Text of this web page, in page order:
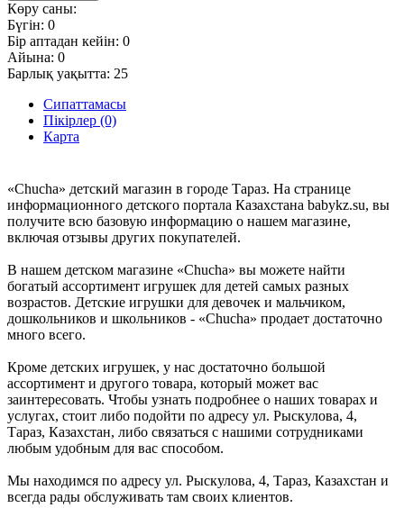
Көру саны:
Бүгін: 0
Бір аптадан кейін: 0
Айына: 0
Барлық уақытта: 25
Сипаттамасы
Пікірлер (0)
Карта
«Chucha» детский магазин в городе Тараз. На странице
информационного детского портала Казахстана babykz.su, вы
получите всю базовую информацию о нашем магазине,
включая отзывы других покупателей.
В нашем детском магазине «Chucha» вы можете найти
богатый ассортимент игрушек для детей самых разных
возрастов. Детские игрушки для девочек и мальчиком,
дошкольников и школьников - «Chucha» продает достаточно
много всего.
Кроме детских игрушек, у нас достаточно большой
ассортимент и другого товара, который может вас
заинтересовать. Чтобы узнать подробнее о наших товарах и
услугах, стоит либо подойти по адресу ул. Рыскулова, 4,
Тараз, Казахстан, либо связаться с нашими сотрудниками
любым удобным для вас способом.
Мы находимся по адресу ул. Рыскулова, 4, Тараз, Казахстан и
всегда рады обслуживать там своих клиентов.